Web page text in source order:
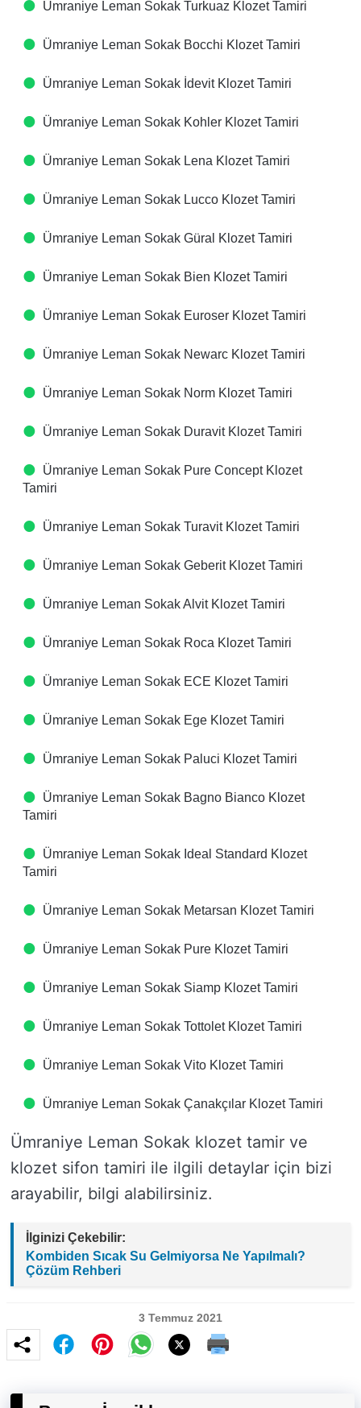
Ümraniye Leman Sokak Turkuaz Klozet Tamiri
Ümraniye Leman Sokak Bocchi Klozet Tamiri
Ümraniye Leman Sokak İdevit Klozet Tamiri
Ümraniye Leman Sokak Kohler Klozet Tamiri
Ümraniye Leman Sokak Lena Klozet Tamiri
Ümraniye Leman Sokak Lucco Klozet Tamiri
Ümraniye Leman Sokak Güral Klozet Tamiri
Ümraniye Leman Sokak Bien Klozet Tamiri
Ümraniye Leman Sokak Euroser Klozet Tamiri
Ümraniye Leman Sokak Newarc Klozet Tamiri
Ümraniye Leman Sokak Norm Klozet Tamiri
Ümraniye Leman Sokak Duravit Klozet Tamiri
Ümraniye Leman Sokak Pure Concept Klozet
Tamiri
Ümraniye Leman Sokak Turavit Klozet Tamiri
Ümraniye Leman Sokak Geberit Klozet Tamiri
Ümraniye Leman Sokak Alvit Klozet Tamiri
Ümraniye Leman Sokak Roca Klozet Tamiri
Ümraniye Leman Sokak ECE Klozet Tamiri
Ümraniye Leman Sokak Ege Klozet Tamiri
Ümraniye Leman Sokak Paluci Klozet Tamiri
Ümraniye Leman Sokak Bagno Bianco Klozet
Tamiri
Ümraniye Leman Sokak Ideal Standard Klozet
Tamiri
Ümraniye Leman Sokak Metarsan Klozet Tamiri
Ümraniye Leman Sokak Pure Klozet Tamiri
Ümraniye Leman Sokak Siamp Klozet Tamiri
Ümraniye Leman Sokak Tottolet Klozet Tamiri
Ümraniye Leman Sokak Vito Klozet Tamiri
Ümraniye Leman Sokak Çanakçılar Klozet Tamiri
Ümraniye Leman Sokak klozet tamir ve
klozet sifon tamiri ile ilgili detaylar için bizi
arayabilir, bilgi alabilirsiniz.
İlginizi Çekebilir:
Kombiden Sıcak Su Gelmiyorsa Ne Yapılmalı?
Çözüm Rehberi
3 Temmuz 2021